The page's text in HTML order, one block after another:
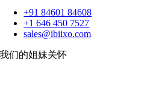
+91 84601 84608
+1 646 450 7527
sales@ibiixo.com
我们的姐妹关怀